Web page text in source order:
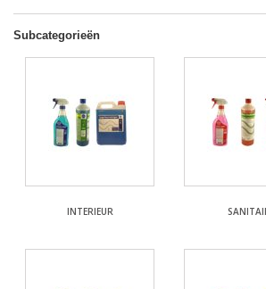
Subcategorieën
INTERIEUR